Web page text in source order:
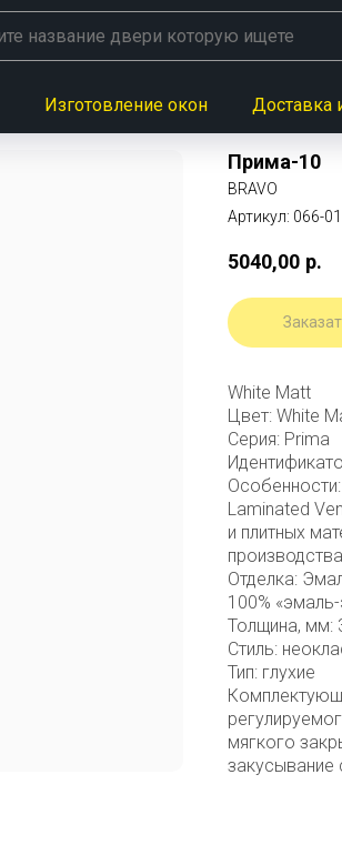
Изготовление окон Доставка
Прима-10
BRAVO
Артикул: 066-
5040,00 р.
White Matt
Цвет: White
Серия: Prima
Laminated
и плитных
Отделка:
100%
Толщина, мм:
Стиль:
Тип: глухие
мягкого
закусывание